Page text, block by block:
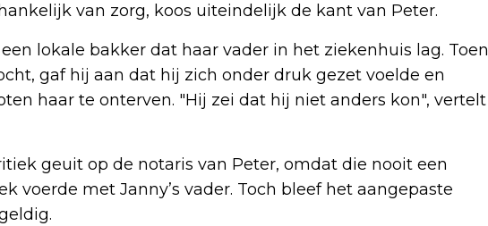
van zorg, koos uiteindelijk de kant van Peter.
lokale bakker dat haar vader in het ziekenhuis lag. Toen
gaf hij aan dat hij zich onder druk gezet voelde en
haar te onterven. "Hij zei dat hij niet anders kon", vertelt
geuit op de notaris van Peter, omdat die nooit een
voerde met Janny’s vader. Toch bleef het aangepaste